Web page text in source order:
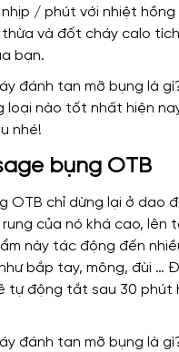
/ phút với nhiệt hồng
và đốt cháy calo
bạn.
bụng OTB
OTB chỉ dừng lại ở dao
của nó khá cao, lên
này tác động đến
bắp tay, mông, đùi …
tự động tắt sau 30 phút